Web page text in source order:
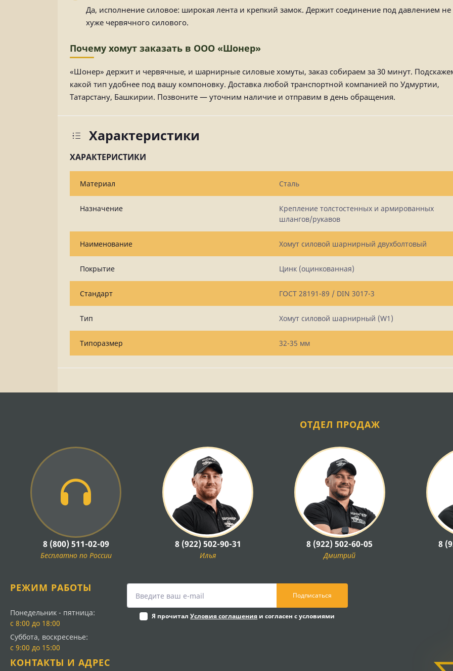
Да, исполнение силовое: широкая лента и крепкий замок. Держит соединение под давлением не
хуже червячного силового.
Почему хомут заказать в ООО «Шонер»
«Шонер» держит и червячные, и шарнирные силовые хомуты, заказ собираем за 30 минут.
какой тип удобнее под вашу компоновку. Доставка любой транспортной компанией по Удмуртии,
Татарстану, Башкирии. Позвоните — уточним наличие и отправим в день обращения.
Характеристики
ХАРАКТЕРИСТИКИ
Материал Сталь
Назначение
Крепление толстостенных и армированных
шлангов/рукавов
Наименование Хомут силовой шарнирный двухболтовый
Покрытие Цинк (оцинкованная)
Стандарт ГОСТ 28191-89 / DIN 3017-3
Тип Хомут силовой шарнирный (W1)
Типоразмер 32-35 мм
ОТДЕЛ ПРОДАЖ
8 (800) 511-02-09
Бесплатно по России
8 (922) 502-90-31
Илья
8 (922) 502-60-05
Дмитрий
8
РЕЖИМ РАБОТЫ
Понедельник - пятница:
с 8:00 до 18:00
Суббота, воскресенье:
с 9:00 до 15:00
Подписаться
Я прочиталУсловия соглашения и согласен с условиями
КОНТАКТЫ И АДРЕС